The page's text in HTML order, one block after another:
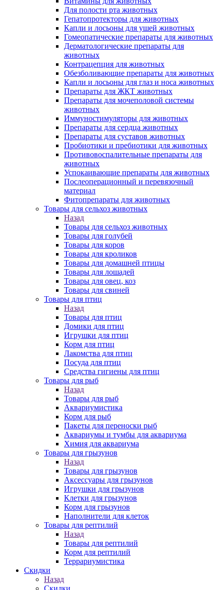
Для полости рта животных
Гепатопротекторы для животных
Капли и лосьоны для ушей животных
Гомеопатические препараты для животных
Дерматологические препараты для
животных
Контрацепция для животных
Обезболивающие препараты для животных
Капли и лосьоны для глаз и носа животных
Препараты для ЖКТ животных
Препараты для мочеполовой системы
животных
Иммуностимуляторы для животных
Препараты для сердца животных
Препараты для суставов животных
Пробиотики и пребиотики для животных
Противовоспалительные препараты для
животных
Успокаивающие препараты для животных
Послеоперационный и перевязочный
материал
Фитопрепараты для животных
Товары для сельхоз животных
Назад
Товары для сельхоз животных
Товары для голубей
Товары для коров
Товары для кроликов
Товары для домашней птицы
Товары для лошадей
Товары для овец, коз
Товары для свиней
Товары для птиц
Назад
Товары для птиц
Домики для птиц
Игрушки для птиц
Корм для птиц
Лакомства для птиц
Посуда для птиц
Средства гигиены для птиц
Товары для рыб
Назад
Товары для рыб
Аквариумистика
Корм для рыб
Пакеты для переноски рыб
Аквариумы и тумбы для аквариума
Химия для аквариума
Товары для грызунов
Назад
Товары для грызунов
Аксессуары для грызунов
Игрушки для грызунов
Клетки для грызунов
Корм для грызунов
Наполнители для клеток
Товары для рептилий
Назад
Товары для рептилий
Корм для рептилий
Террариумистика
Скидки
Назад
Скидки